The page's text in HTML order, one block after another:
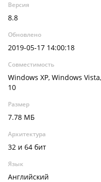
Версия
8.8
Обновлено
2019-05-17 14:00:18
Совместимость
Windows XP, Windows
10
Размер
7.78 МБ
Архитектура
32 и 64 бит
Язык
Английский